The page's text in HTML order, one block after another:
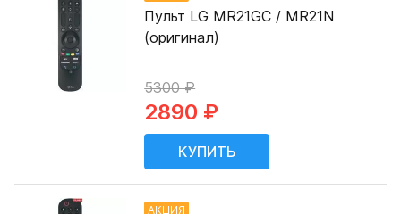
Пульт LG MR21GC / MR21N
(оригинал)
5300 ₽
2890 ₽
АКЦИЯ